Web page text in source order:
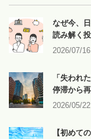
なぜ今、
読み解く
2026/07/16
「失われ
停滞から
2026/05/22
【初めて